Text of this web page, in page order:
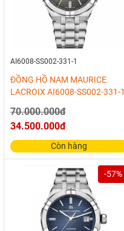
AI6008-SS002-331-1
ĐỒNG HỒ NAM MAURICE
LACROIX AI6008-SS002-331-1
70.000.000đ
34.500.000đ
Còn hàng
-57%